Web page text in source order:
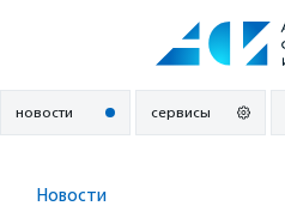
новости сервисы
Новости